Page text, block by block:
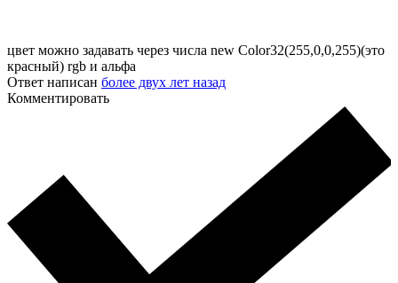
цвет можно задавать через числа new Color32(255,0,0,255)(это
красный) rgb и альфа
Ответ написан более двух лет назад
Комментировать